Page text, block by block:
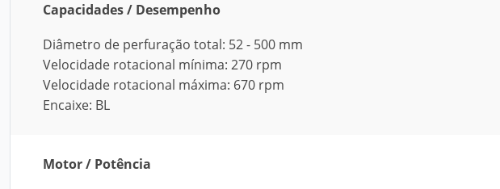
Capacidades / Desempenho
Diâmetro de perfuração total: 52 - 500 mm
Velocidade rotacional mínima: 270 rpm
Velocidade rotacional máxima: 670 rpm
Encaixe: BL
Motor / Potência